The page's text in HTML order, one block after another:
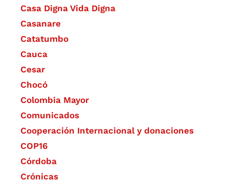
Casa Digna Vida Digna
Casanare
Catatumbo
Cauca
Cesar
Chocó
Colombia Mayor
Comunicados
Cooperación Internacional y donaciones
COP16
Córdoba
Crónicas